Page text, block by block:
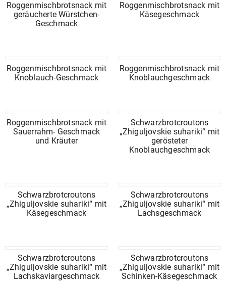
Roggenmischbrotsnack mit
geräucherte Würstchen-
Geschmack
Roggenmischbrotsnack mit
Käsegeschmack
Roggenmischbrotsnack mit
Knoblauch-Geschmack
Roggenmischbrotsnack mit
Knoblauchgeschmack
Roggenmischbrotsnack mit
Sauerrahm- Geschmack
und Kräuter
Schwarzbrotcroutons
„Zhiguljovskie suhariki“ mit
gerösteter
Knoblauchgeschmack
Schwarzbrotcroutons
„Zhiguljovskie suhariki“ mit
Käsegeschmack
Schwarzbrotcroutons
„Zhiguljovskie suhariki“ mit
Lachsgeschmack
Schwarzbrotcroutons
„Zhiguljovskie suhariki“ mit
Lachskaviargeschmack
Schwarzbrotcroutons
„Zhiguljovskie suhariki“ mit
Schinken-Käsegeschmack